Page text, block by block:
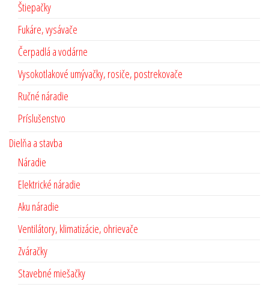
Štiepačky
Fukáre, vysávače
Čerpadlá a vodárne
Vysokotlakové umývačky, rosiče, postrekovače
Ručné náradie
Príslušenstvo
Dielňa a stavba
Náradie
Elektrické náradie
Aku náradie
Ventilátory, klimatizácie, ohrievače
Zváračky
Stavebné miešačky